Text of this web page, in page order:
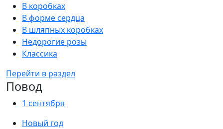
В коробках
В форме сердца
В шляпных коробках
Недорогие розы
Классика
Перейти в раздел
Повод
1 сентября
Новый год